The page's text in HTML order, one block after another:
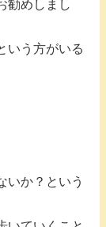
勧めしまし
いう方がいる
いか？という